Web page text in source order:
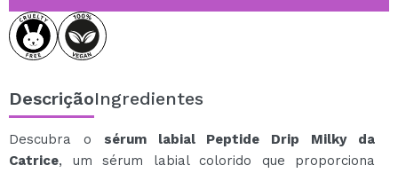
DescriçãoIngredientes
Descubra o sérum labial Peptide Drip Milky da
Catrice, um sérum labial colorido que proporciona